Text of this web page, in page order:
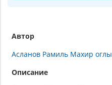
Автор
Асланов Рамиль Махир оглы
Описание